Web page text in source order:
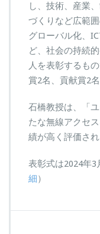
し、技術、産業
づくりなど広範
グローバル化、
ど、社会の持続
人を表彰するも
賞2名、貢献賞2
石橋教授は、「
たな無線アクセ
績が高く評価さ
表彰式は2024年3
細）